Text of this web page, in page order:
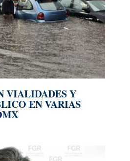
VIALIDADES Y
EN VARIAS